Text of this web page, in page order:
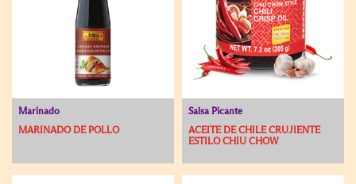
Marinado
MARINADO DE POLLO
Salsa Picante
ACEITE DE CHILE CRUJIENTE
ESTILO CHIU CHOW